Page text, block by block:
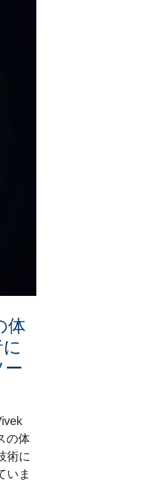
体
ー
の体
術に
いま